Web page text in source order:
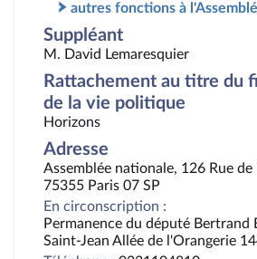
autres fonctions à
Suppléant
M. David Lemaresquier
Rattachement au titre du
de la vie politique
Horizons
Adresse
Assemblée nationale, 126 Rue
75355 Paris 07 SP
En circonscription :
Permanence du député Bertrand
Saint-Jean Allée de l'Orangerie